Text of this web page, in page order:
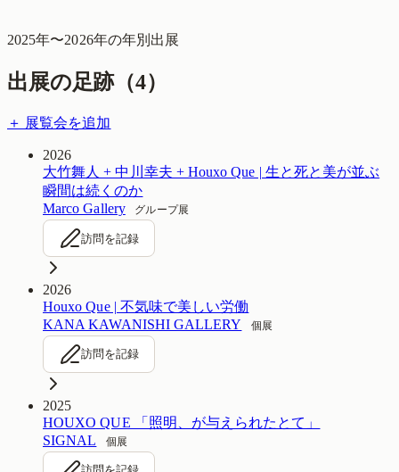
2025年〜2026年の年別出展
出展の足跡（4）
＋ 展覧会を追加
2026
大竹舞人 + 中川幸夫 + Houxo Que | 生と死と美が並ぶ
瞬間は続くのか
Marco Gallery
グループ展
訪問を記録
2026
Houxo Que | 不気味で美しい労働
KANA KAWANISHI GALLERY
個展
訪問を記録
2025
HOUXO QUE 「照明、が与えられたとて」
SIGNAL
個展